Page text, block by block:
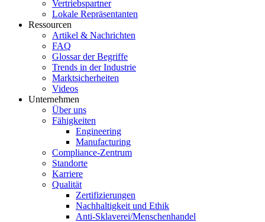
Vertriebspartner
Lokale Repräsentanten
Ressourcen
Artikel & Nachrichten
FAQ
Glossar der Begriffe
Trends in der Industrie
Marktsicherheiten
Videos
Unternehmen
Über uns
Fähigkeiten
Engineering
Manufacturing
Compliance-Zentrum
Standorte
Karriere
Qualität
Zertifizierungen
Nachhaltigkeit und Ethik
Anti-Sklaverei/Menschenhandel